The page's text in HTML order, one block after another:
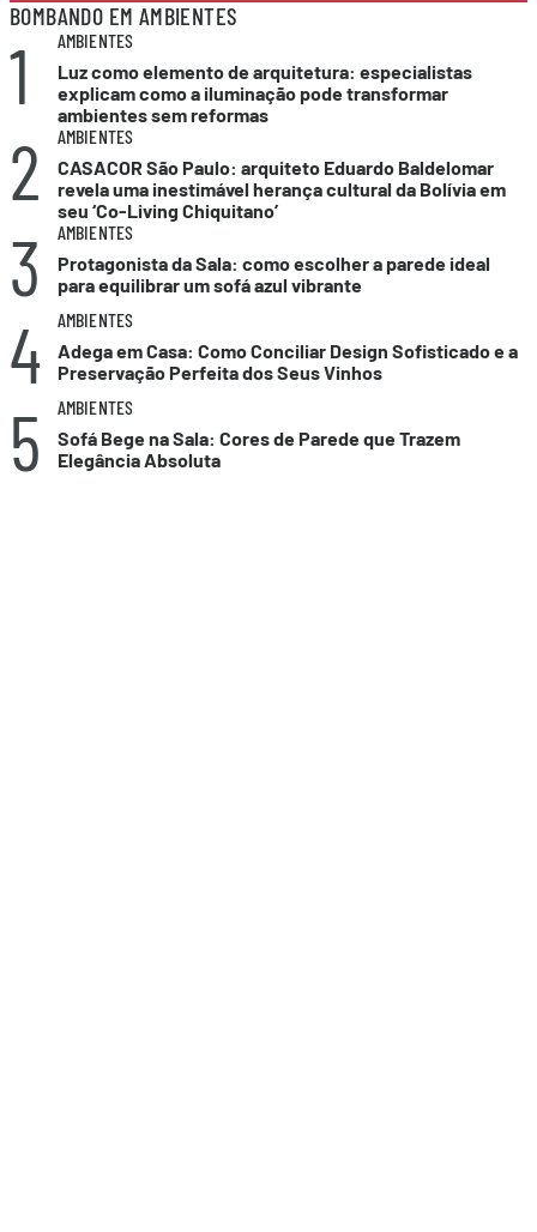
BOMBANDO EM AMBIENTES
1
AMBIENTES
Luz como elemento de arquitetura: especialistas
explicam como a iluminação pode transformar
ambientes sem reformas
2
AMBIENTES
CASACOR São Paulo: arquiteto Eduardo Baldelomar
revela uma inestimável herança cultural da Bolívia em
seu ‘Co-Living Chiquitano’
3
AMBIENTES
Protagonista da Sala: como escolher a parede ideal
para equilibrar um sofá azul vibrante
4
AMBIENTES
Adega em Casa: Como Conciliar Design Sofisticado e a
Preservação Perfeita dos Seus Vinhos
5
AMBIENTES
Sofá Bege na Sala: Cores de Parede que Trazem
Elegância Absoluta